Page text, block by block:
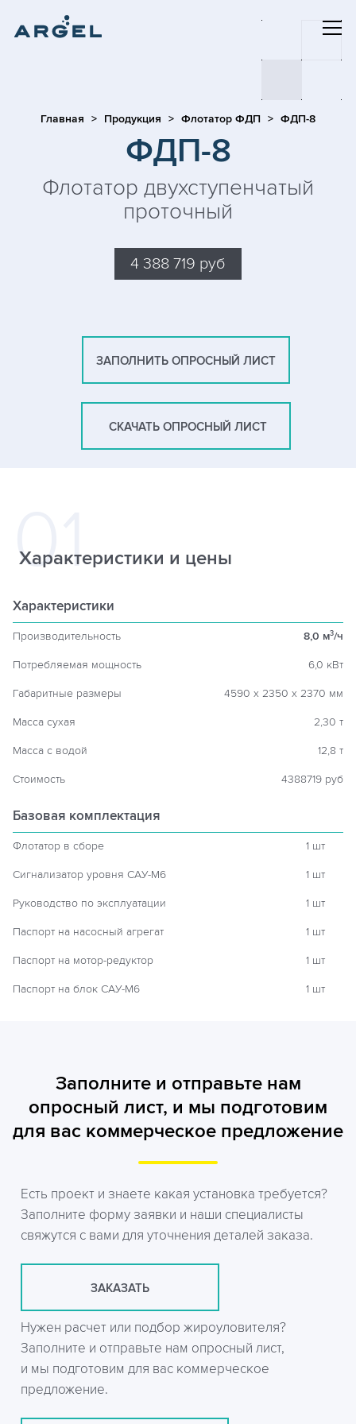
Главная Продукция Флотатор ФДП ФДП-8
ФДП-8
Флотатор двухступенчатый
проточный
4 388 719 руб
ЗАПОЛНИТЬ ОПРОСНЫЙ ЛИСТ
СКАЧАТЬ ОПРОСНЫЙ ЛИСТ
Характеристики и цены
Характеристики
Производительность 8,0 м3/ч
Потребляемая мощность 6,0 кВт
Габаритные размеры 4590 х 2350 х 2370 мм
Масса сухая 2,30 т
Масса с водой 12,8 т
Стоимость 4388719 руб
Базовая комплектация
Флотатор в сборе 1 шт
Сигнализатор уровня САУ-М6 1 шт
Руководство по эксплуатации 1 шт
Паспорт на насосный агрегат 1 шт
Паспорт на мотор-редуктор 1 шт
Паспорт на блок САУ-М6 1 шт
Заполните и отправьте нам
опросный лист, и мы подготовим
для вас коммерческое предложение
Есть проект и знаете какая установка требуется?
Заполните форму заявки и наши специалисты
свяжутся с вами для уточнения деталей заказа.
ЗАКАЗАТЬ
Нужен расчет или подбор жироуловителя?
Заполните и отправьте нам опросный лист,
и мы подготовим для вас коммерческое
предложение.